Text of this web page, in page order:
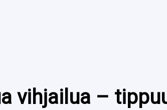
vihjailua –